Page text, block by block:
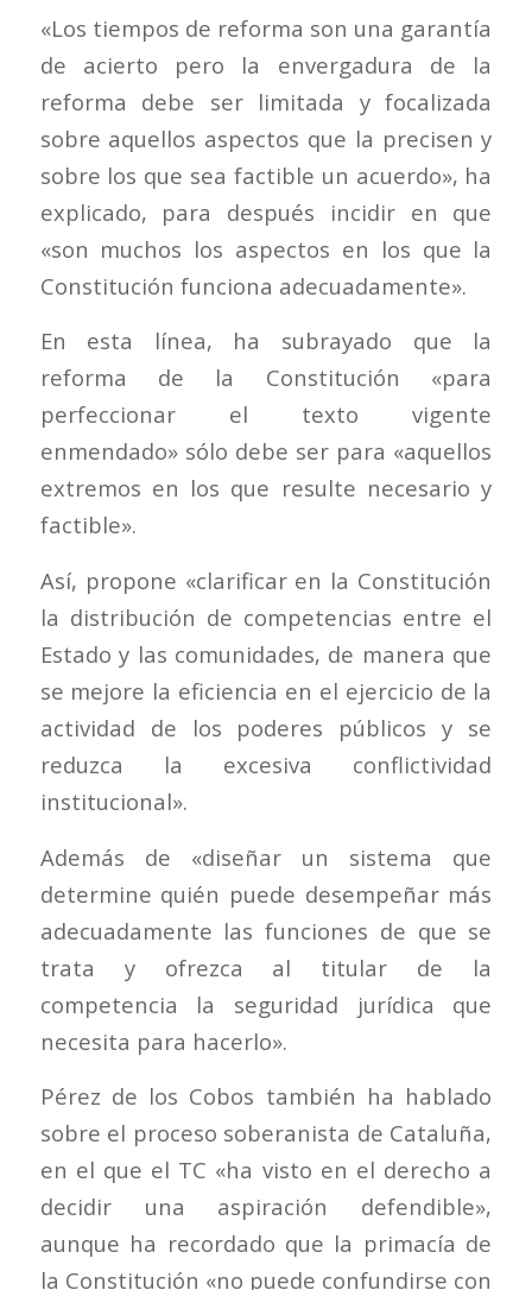
«Los tiempos de reforma son una garantía
de acierto pero la envergadura de la
reforma debe ser limitada y focalizada
sobre aquellos aspectos que la precisen y
sobre los que sea factible un acuerdo», ha
explicado, para después incidir en que
«son muchos los aspectos en los que la
Constitución funciona adecuadamente».
En esta línea, ha subrayado que la
reforma de la Constitución «para
perfeccionar el texto vigente
enmendado» sólo debe ser para «aquellos
extremos en los que resulte necesario y
factible».
Así, propone «clarificar en la Constitución
la distribución de competencias entre el
Estado y las comunidades, de manera que
se mejore la eficiencia en el ejercicio de la
actividad de los poderes públicos y se
reduzca la excesiva conflictividad
institucional».
Además de «diseñar un sistema que
determine quién puede desempeñar más
adecuadamente las funciones de que se
trata y ofrezca al titular de la
competencia la seguridad jurídica que
necesita para hacerlo».
Pérez de los Cobos también ha hablado
sobre el proceso soberanista de Cataluña,
en el que el TC «ha visto en el derecho a
decidir una aspiración defendible»,
aunque ha recordado que la primacía de
la Constitución «no puede confundirse con